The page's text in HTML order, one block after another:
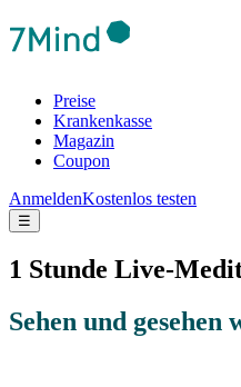
Preise
Krankenkasse
Magazin
Coupon
AnmeldenKostenlos testen
☰
1 Stunde Live-
Sehen und gesehen